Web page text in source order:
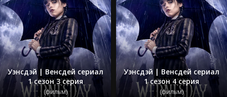
Уэнсдэй | Венсдей сериал
1 сезон 3 серия
(фильм)
Уэнсдэй | Венсдей сериал
1 сезон 4 серия
(фильм)